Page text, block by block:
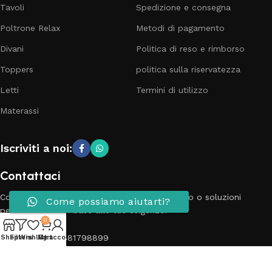
Tavoli
Poltrone Relax
Divani
Toppers
Letti
Materassi
Spedizione e consegna
Metodi di pagamento
Politica di reso e rimborso
politica sulla riservatezza
Termini di utilizzo
Iscriviti a noi:
Contattaci
Contatta il nostro team per richieste, supporto o soluzioni
personalizzate in base alle tue esigenze.
Telefono: 3881798899
ShopFilters
Wishlist
0
Cart
My account
Come possiamo aiutarti?